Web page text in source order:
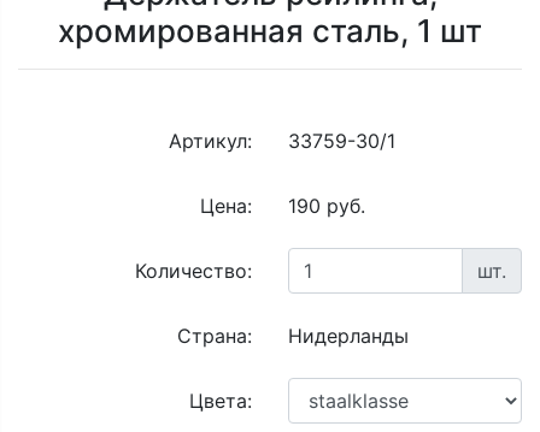
хромированная сталь, 1 шт
Артикул: 33759-30/1
Цена: 190 руб.
Количество: шт.
Страна: Нидерланды
Цвета: